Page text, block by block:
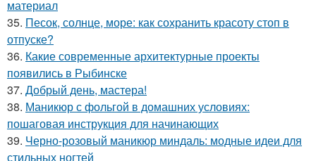
материал
35. Песок, солнце, море: как сохранить красоту стоп в
отпуске?
36. Какие современные архитектурные проекты
появились в Рыбинске
37. Добрый день, мастера!
38. Маникюр с фольгой в домашних условиях:
пошаговая инструкция для начинающих
39. Черно-розовый маникюр миндаль: модные идеи для
стильных ногтей